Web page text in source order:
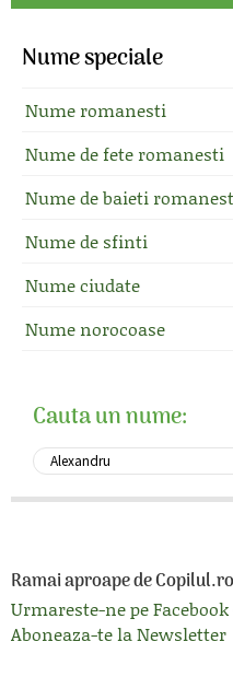
Nume speciale
Nume romanesti
Nume de fete romanesti
Nume de baieti
Nume de sfinti
Nume ciudate
Nume norocoase
Cauta un nume:
Ramai aproape de Copilul.ro
Urmareste-ne pe Facebook
Aboneaza-te la Newsletter